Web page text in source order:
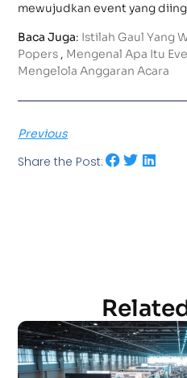
mewujudkan event yang
Baca Juga: Istilah Gaul Yang
Popers , Mengenal Apa Itu
Mengelola Anggaran Acara
Previous
Share the Post: